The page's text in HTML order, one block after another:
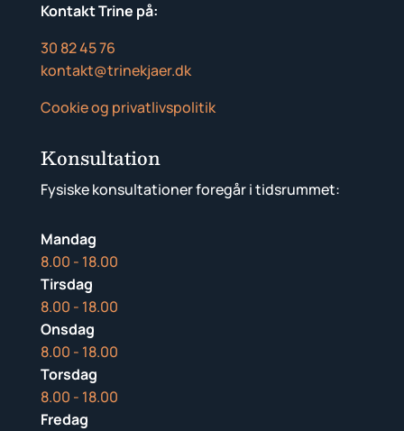
Kontakt Trine på:
30 82 45 76
kontakt@trinekjaer.dk
Cookie og privatlivspolitik
Konsultation
Fysiske konsultationer foregår i tidsrummet:
Mandag
8.00 - 18.00
Tirsdag
8.00 - 18.00
Onsdag
8.00 - 18.00
Torsdag
8.00 - 18.00
Fredag